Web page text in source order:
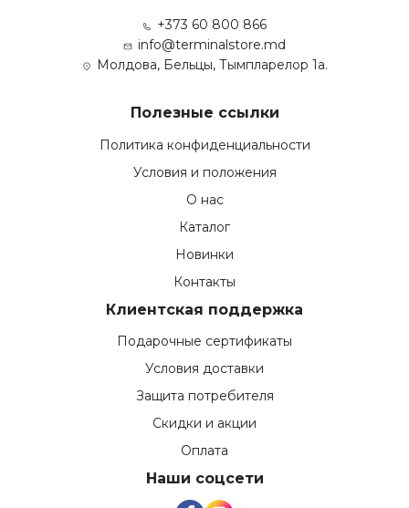
+373 60 800 866
info@terminalstore.md
Молдова, Бельцы, Тымпларелор 1а.
Полезные ссылки
Политика конфиденциальности
Условия и положения
О нас
Каталог
Новинки
Контакты
Клиентская поддержка
Подарочные сертификаты
Условия доставки
Защита потребителя
Скидки и акции
Оплата
Наши соцсети